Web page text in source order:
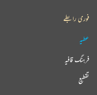
فوری رابطے
عطیہ
فرہنگ قافیہ
تقطیع